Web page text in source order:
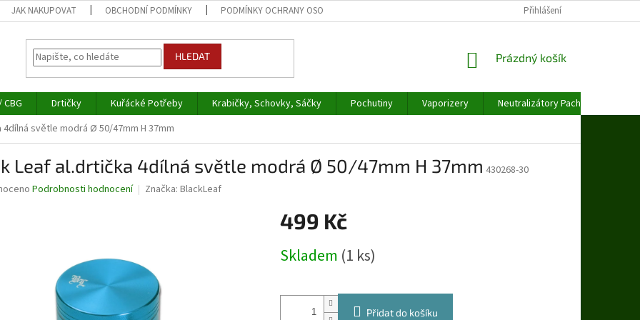
JAK NAKUPOVAT OBCHODNÍ PODMÍNKY PODMÍNKY OCHRANY OSOBNÍCH ÚDAJŮ Přihlášení
HLEDAT
NÁKUPNÍ
Prázdný košík
CBG Drtičky Kuřácké Potřeby Krabičky, Schovky, Sáčky Pochutiny Vaporizery Neutralizátory Pachu
světle modrá Ø 50/47mm H 37mm
Leaf al.drtička 4dílná světle modrá Ø 50/47mm H 37mm 430268-30
Podrobnosti hodnocení Značka: BlackLeaf
499 Kč
cena:
Skladem (1 ks)
Přidat do košíku